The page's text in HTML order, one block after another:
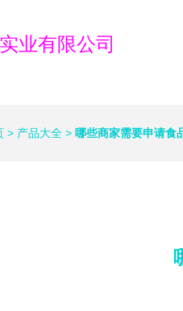
业有限公司
> 产品大全 > 哪些商家需要申请食